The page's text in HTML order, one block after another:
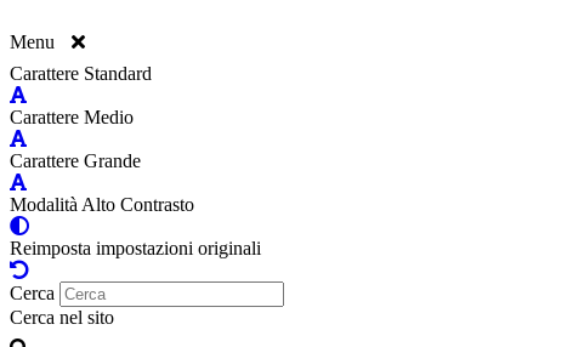
Menu
Carattere Standard
Carattere Medio
Carattere Grande
Modalità Alto Contrasto
Reimposta impostazioni originali
Cerca
Cerca nel sito